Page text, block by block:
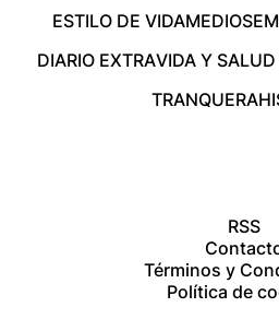
ESTILO DE VIDAMEDIOS
DIARIO EXTRAVIDA Y SALUD
TRANQUERA
RSS
Términos y
Política de